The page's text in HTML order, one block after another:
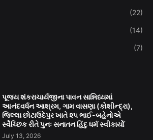
(22)
(14)
(7)
પૂજ્ય શંકરાચાર્યજીના પાવન સાન્નિધ્યમાં
આનંદવર્ધન આશ્રમ, ગામ વાસણા (કોશીન્દ્રા),
જિલ્લા છોટાઉદેપુર ખાતે ૨૫ ભાઈ-બહેનોએ
સ્વૈચ્છિક રીતે પુનઃ સનાતન હિંદુ ધર્મ સ્વીકાર્યો
July 13, 2026